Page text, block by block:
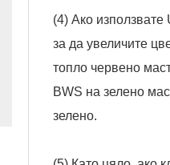
(4) Ако
за да увеличите
топло червено
BWS на зелено
зелено.